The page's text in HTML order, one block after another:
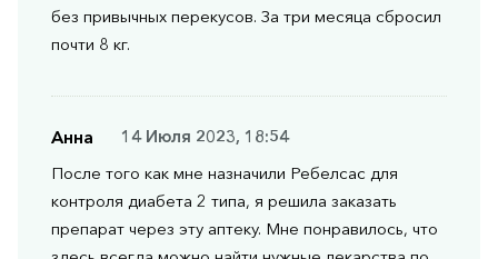
без привычных перекусов. За три месяца сбросил
почти 8 кг.
Анна
14 Июля 2023, 18:54
После того как мне назначили Ребелсас для
контроля диабета 2 типа, я решила заказать
препарат через эту аптеку. Мне понравилось, что